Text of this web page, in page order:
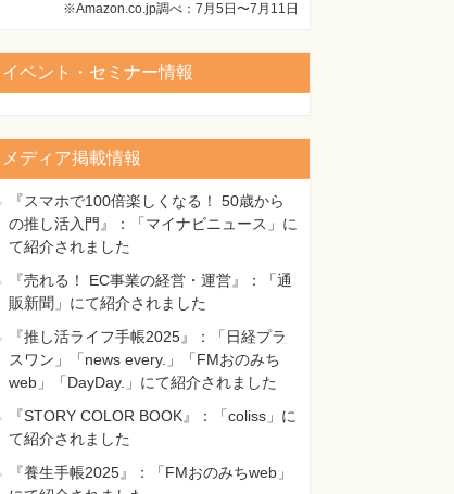
※Amazon.co.jp調べ：7月5日〜7月11日
イベント・セミナー情報
メディア掲載情報
『スマホで100倍楽しくなる！ 50歳から
の推し活入門』：「マイナビニュース」に
て紹介されました
『売れる！ EC事業の経営・運営』：「通
販新聞」にて紹介されました
『推し活ライフ手帳2025』：「日経プラ
スワン」「news every.」「FMおのみち
web」「DayDay.」にて紹介されました
『STORY COLOR BOOK』：「coliss」に
て紹介されました
『養生手帳2025』：「FMおのみちweb」